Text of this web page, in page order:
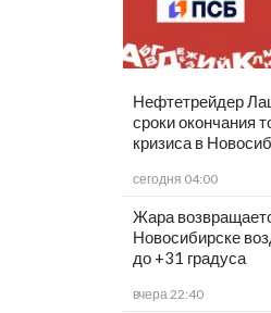
Нефтетрейдер
сроки окончания
кризиса в
сегодня 04:00
Жара
Новосибирске
до +31 градуса
вчера 22:40